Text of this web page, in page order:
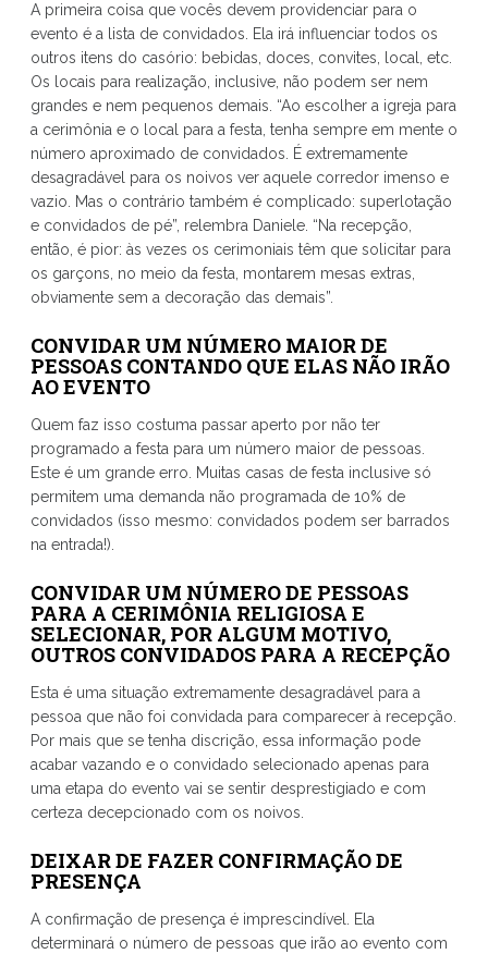
A primeira coisa que vocês devem providenciar para o
evento é a lista de convidados. Ela irá influenciar todos os
outros itens do casório: bebidas, doces, convites, local, etc.
Os locais para realização, inclusive, não podem ser nem
grandes e nem pequenos demais. “Ao escolher a igreja para
a cerimônia e o local para a festa, tenha sempre em mente o
número aproximado de convidados. É extremamente
desagradável para os noivos ver aquele corredor imenso e
vazio. Mas o contrário também é complicado: superlotação
e convidados de pé”, relembra Daniele. “Na recepção,
então, é pior: às vezes os cerimoniais têm que solicitar para
os garçons, no meio da festa, montarem mesas extras,
obviamente sem a decoração das demais”.
CONVIDAR UM NÚMERO MAIOR DE
PESSOAS CONTANDO QUE ELAS NÃO IRÃO
AO EVENTO
Quem faz isso costuma passar aperto por não ter
programado a festa para um número maior de pessoas.
Este é um grande erro. Muitas casas de festa inclusive só
permitem uma demanda não programada de 10% de
convidados (isso mesmo: convidados podem ser barrados
na entrada!).
CONVIDAR UM NÚMERO DE PESSOAS
PARA A CERIMÔNIA RELIGIOSA E
SELECIONAR, POR ALGUM MOTIVO,
OUTROS CONVIDADOS PARA A RECEPÇÃO
Esta é uma situação extremamente desagradável para a
pessoa que não foi convidada para comparecer à recepção.
Por mais que se tenha discrição, essa informação pode
acabar vazando e o convidado selecionado apenas para
uma etapa do evento vai se sentir desprestigiado e com
certeza decepcionado com os noivos.
DEIXAR DE FAZER CONFIRMAÇÃO DE
PRESENÇA
A confirmação de presença é imprescindível. Ela
determinará o número de pessoas que irão ao evento com